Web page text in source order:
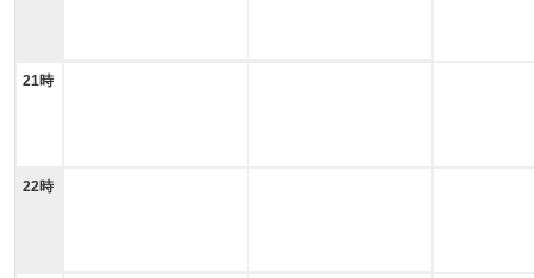
21時
22時